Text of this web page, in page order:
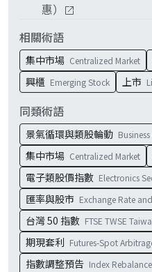
惠）
相關術語
集中市場 Centralized Market
興櫃 Emerging Stock 上市
同類術語
景氣循環與類股輪動
集中市場 Centralized Market
電子類股價指數 Electronics
匯率與股市 Exchange Rate
台灣 50 指數 FTSE TWSE
期現套利 Futures-Spot
指數調整預告 Index